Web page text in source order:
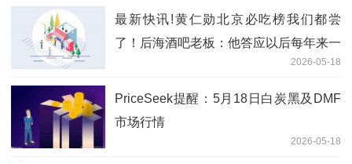
最新快讯!黄仁勋北京必吃榜我们都尝
了！后海酒吧老板：他答应以后每年来一
2026-05-18
PriceSeek提醒：5月18日白炭黑及DMF
市场行情
2026-05-18